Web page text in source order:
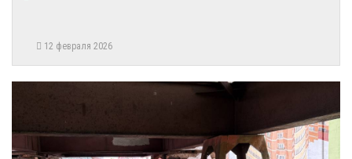
12 февраля 2026